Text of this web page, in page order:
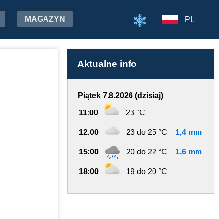
MAGAZYN PL
Aktualne info
Piątek 7.8.2026 (dzisiaj)
11:00 23 °C
12:00 23 do 25 °C 1,4 mm
15:00 20 do 22 °C 1,6 mm
18:00 19 do 20 °C